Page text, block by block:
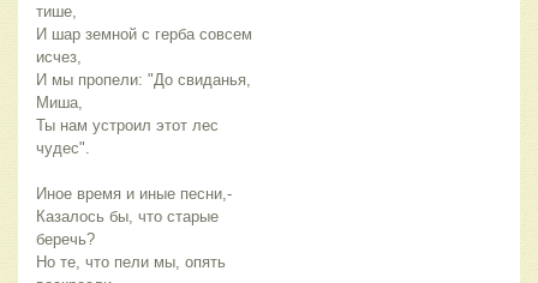
тише,
И шар земной с герба совсем
исчез,
И мы пропели: "До свиданья,
Миша,
Ты нам устроил этот лес
чудес".
Иное время и иные песни,-
Казалось бы, что старые
беречь?
Но те, что пели мы, опять